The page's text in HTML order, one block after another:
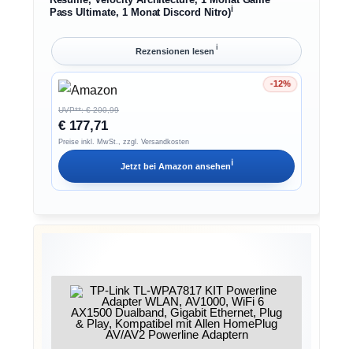
Pass Ultimate, 1 Monat Discord Nitro)ℹ︎
Rezensionen lesen ℹ︎
-12%
Ersparnis 12%
UVP**: € 200,99
€ 177,71
Preise inkl. MwSt., zzgl. Versandkosten
Jetzt bei Amazon ansehenℹ︎